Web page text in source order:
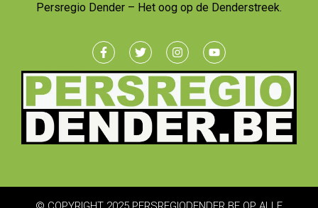
Persregio Dender – Het oog op de Denderstreek.